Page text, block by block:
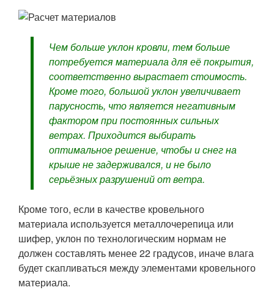
Чем больше уклон кровли, тем больше
потребуется материала для её покрытия,
соответственно вырастает стоимость.
Кроме того, большой уклон увеличивает
парусность, что является негативным
фактором при постоянных сильных
ветрах. Приходится выбирать
оптимальное решение, чтобы и снег на
крыше не задерживался, и не было
серьёзных разрушений от ветра.
Кроме того, если в качестве кровельного
материала используется металлочерепица или
шифер, уклон по технологическим нормам не
должен составлять менее 22 градусов, иначе влага
будет скапливаться между элементами кровельного
материала.